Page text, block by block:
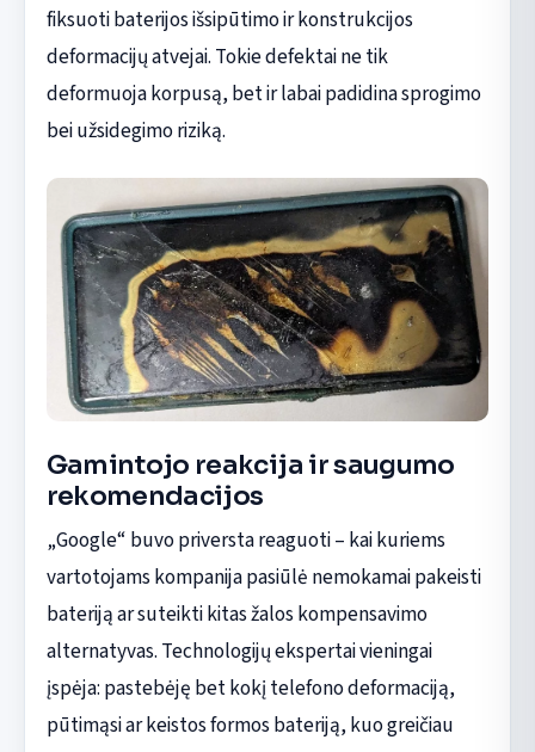
fiksuoti baterijos išsipūtimo ir konstrukcijos
deformacijų atvejai. Tokie defektai ne tik
deformuoja korpusą, bet ir labai padidina sprogimo
bei užsidegimo riziką.
Gamintojo reakcija ir saugumo
rekomendacijos
„Google“ buvo priversta reaguoti – kai kuriems
vartotojams kompanija pasiūlė nemokamai pakeisti
bateriją ar suteikti kitas žalos kompensavimo
alternatyvas. Technologijų ekspertai vieningai
įspėja: pastebėję bet kokį telefono deformaciją,
pūtimąsi ar keistos formos bateriją, kuo greičiau